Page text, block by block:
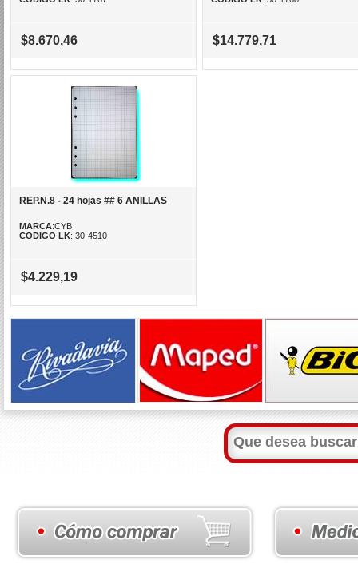
$8.670,46 $14.779,71
REP.N.8 - 24 hojas ## 6 ANILLAS
MARCA:CYB
CODIGO LK: 30-4510
$4.229,19